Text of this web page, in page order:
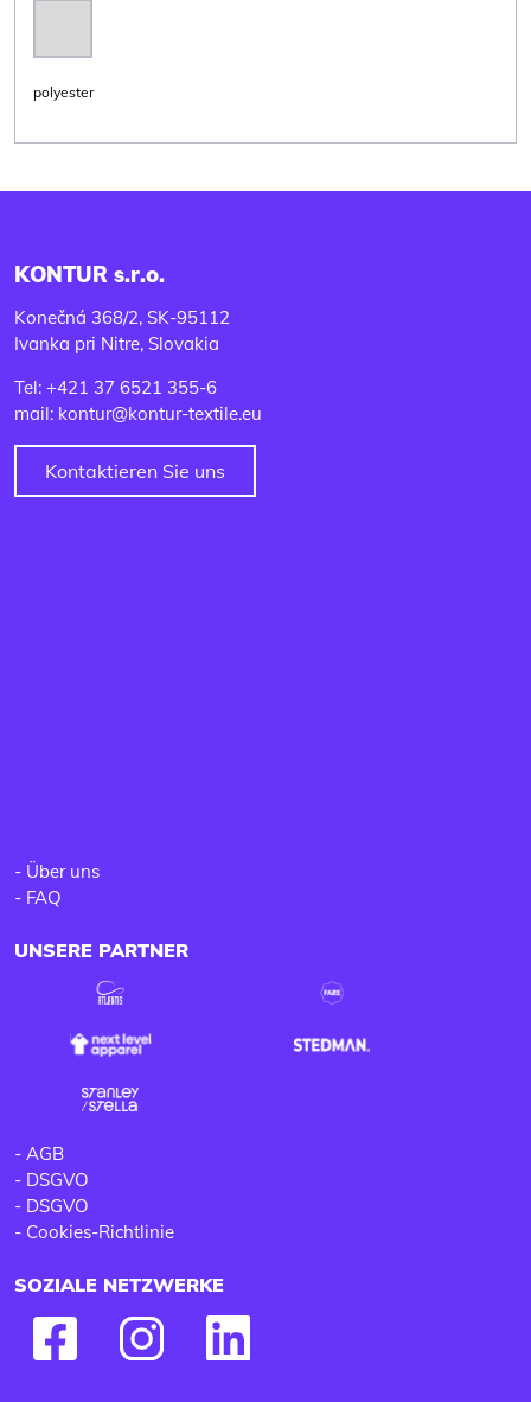
polyester
KONTUR s.r.o.
Konečná 368/2, SK-95112
Ivanka pri Nitre, Slovakia
Tel: +421 37 6521 355-6
mail: kontur@kontur-textile.eu
Kontaktieren Sie uns
- Über uns
- FAQ
UNSERE PARTNER
- AGB
- DSGVO
- DSGVO
- Cookies-Richtlinie
SOZIALE NETZWERKE